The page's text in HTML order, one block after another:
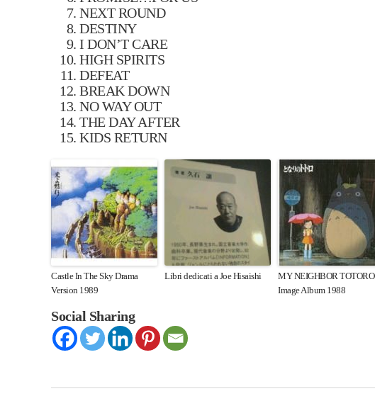
NEXT ROUND
DESTINY
I DON’T CARE
HIGH SPIRITS
DEFEAT
BREAK DOWN
NO WAY OUT
THE DAY AFTER
KIDS RETURN
Castle In The Sky Drama
Version 1989
Libri dedicati a Joe Hisaishi
MY NEIGHBOR TOTORO
Image Album 1988
Social Sharing